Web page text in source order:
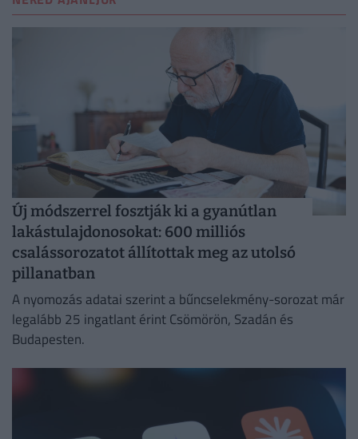
Új módszerrel fosztják ki a gyanútlan
lakástulajdonosokat: 600 milliós
csalássorozatot állítottak meg az utolsó
pillanatban
A nyomozás adatai szerint a bűncselekmény-sorozat már
legalább 25 ingatlant érint Csömörön, Szadán és
Budapesten.